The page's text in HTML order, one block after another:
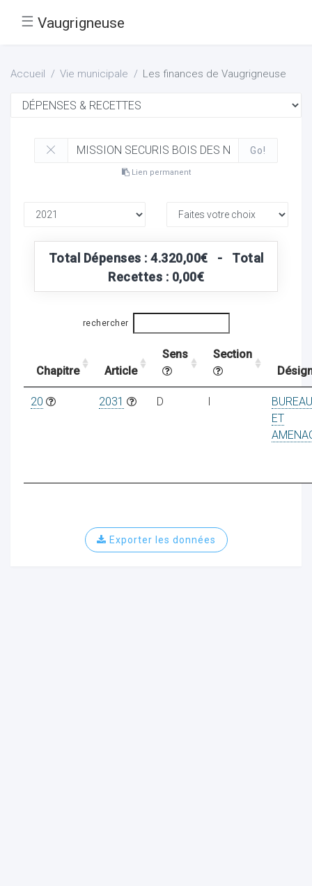
☰ Vaugrigneuse
Accueil Vie municipale Les finances de Vaugrigneuse
Go!
Lien permanent
Total Dépenses : 4.320,00€ - Total
Recettes : 0,00€
rechercher
Chapitre Article
Sens
Section
20 2031 D I
ET
Exporter les données